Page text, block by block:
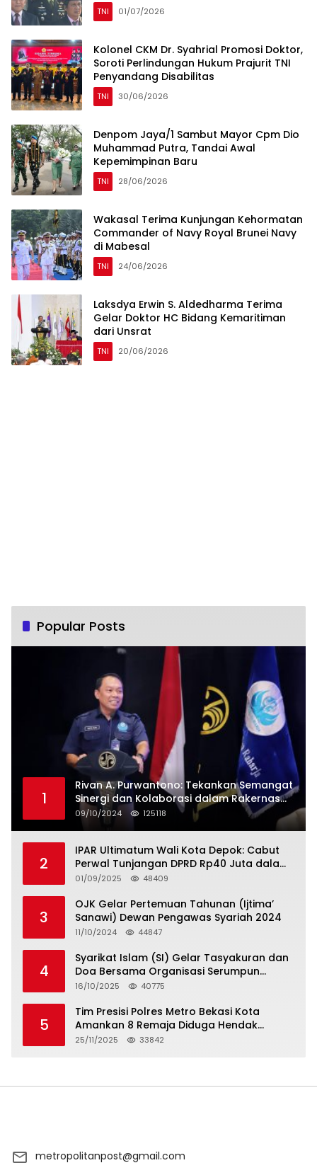
TNI 01/07/2026
Kolonel CKM Dr. Syahrial Promosi Doktor,
Soroti Perlindungan Hukum Prajurit TNI
Penyandang Disabilitas
TNI 30/06/2026
Denpom Jaya/1 Sambut Mayor Cpm Dio
Muhammad Putra, Tandai Awal
Kepemimpinan Baru
TNI 28/06/2026
Wakasal Terima Kunjungan Kehormatan
Commander of Navy Royal Brunei Navy
di Mabesal
TNI 24/06/2026
Laksdya Erwin S. Aldedharma Terima
Gelar Doktor HC Bidang Kemaritiman
dari Unsrat
TNI 20/06/2026
Popular Posts
1
Rivan A. Purwantono: Tekankan Semangat
Sinergi dan Kolaborasi dalam Rakernas
Serikat Pekerja Jasa Raharja
09/10/2024 125118
2
IPAR Ultimatum Wali Kota Depok: Cabut
Perwal Tunjangan DPRD Rp40 Juta dalam
5 Hari atau Hadapi Aksi Rakyat
01/09/2025 48409
3
OJK Gelar Pertemuan Tahunan (Ijtima’
Sanawi) Dewan Pengawas Syariah 2024
11/10/2024 44847
4
Syarikat Islam (SI) Gelar Tasyakuran dan
Doa Bersama Organisasi Serumpun
Syarikat Islam Doa
16/10/2025 40775
5
Tim Presisi Polres Metro Bekasi Kota
Amankan 8 Remaja Diduga Hendak
Tawuran
25/11/2025 33842
metropolitanpost@gmail.com